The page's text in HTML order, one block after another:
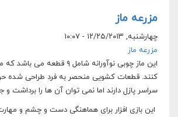
مزرعه ماز
چهارشنبه, ۱۲/۲۵/۲۰۱۳ - ۱۰:۰۷
مزرعه ماز
این ماز چوبی نوآورانه شامل ۹
کنند. قطعات کشویی منحصر به فرد طراحی شده
سراسر پازل دارند اما نمی توان آن ها را برداشت و
این بازی افزار برای هماهنگی دست و چشم و